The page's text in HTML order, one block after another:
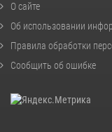
О сайте
Об использовании
Правила обработки
Сообщить об ошибке